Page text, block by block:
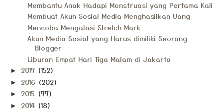
Membantu Anak Hadapi Menstruasi yang Pertama Kali
Membuat Akun Sosial Media Menghasilkan Uang
Mencoba Mengatasi Stretch Mark
Akun Media Sosial yang Harus dimiliki Seorang
Blogger
Liburan Empat Hari Tiga Malam di Jakarta
► 2017 (152)
► 2016 (202)
► 2015 (77)
► 2014 (18)